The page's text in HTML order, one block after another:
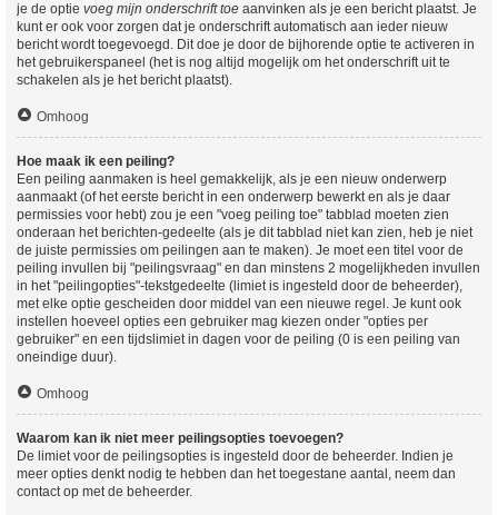
je de optie voeg mijn onderschrift toe aanvinken als je een bericht plaatst. Je
kunt er ook voor zorgen dat je onderschrift automatisch aan ieder nieuw
bericht wordt toegevoegd. Dit doe je door de bijhorende optie te activeren in
het gebruikerspaneel (het is nog altijd mogelijk om het onderschrift uit te
schakelen als je het bericht plaatst).
Omhoog
Hoe maak ik een peiling?
Een peiling aanmaken is heel gemakkelijk, als je een nieuw onderwerp
aanmaakt (of het eerste bericht in een onderwerp bewerkt en als je daar
permissies voor hebt) zou je een "voeg peiling toe" tabblad moeten zien
onderaan het berichten-gedeelte (als je dit tabblad niet kan zien, heb je niet
de juiste permissies om peilingen aan te maken). Je moet een titel voor de
peiling invullen bij "peilingsvraag" en dan minstens 2 mogelijkheden invullen
in het "peilingopties"-tekstgedeelte (limiet is ingesteld door de beheerder),
met elke optie gescheiden door middel van een nieuwe regel. Je kunt ook
instellen hoeveel opties een gebruiker mag kiezen onder "opties per
gebruiker" en een tijdslimiet in dagen voor de peiling (0 is een peiling van
oneindige duur).
Omhoog
Waarom kan ik niet meer peilingsopties toevoegen?
De limiet voor de peilingsopties is ingesteld door de beheerder. Indien je
meer opties denkt nodig te hebben dan het toegestane aantal, neem dan
contact op met de beheerder.